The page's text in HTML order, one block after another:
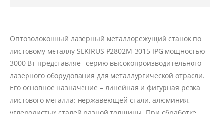
Оптоволоконный лазерный металлорежущий станок по
листовому металлу SEKIRUS P2802M-3015 IPG мощностью
3000 Вт представляет серию высокопроизводительного
лазерного оборудования для металлургической отрасли.
Его основное назначение – линейная и фигурная резка
листового металла: нержавеющей стали, алюминия,